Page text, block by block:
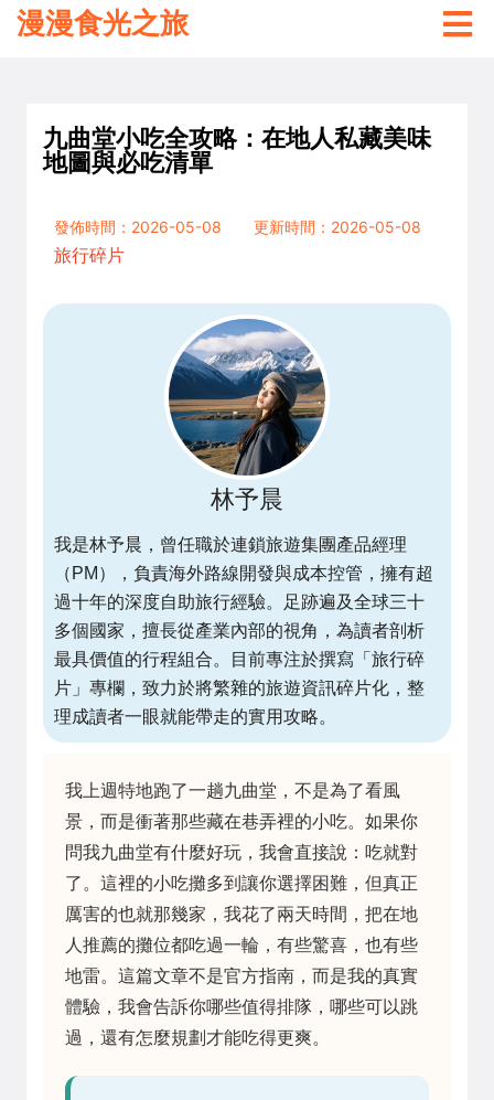
漫漫食光之旅
九曲堂小吃全攻略：在地人私藏美味
地圖與必吃清單
發佈時間：2026-05-08
更新時間：2026-05-08
旅行碎片
林予晨
我是林予晨，曾任職於連鎖旅遊集團產品經理
（PM），負責海外路線開發與成本控管，擁有超
過十年的深度自助旅行經驗。足跡遍及全球三十
多個國家，擅長從產業內部的視角，為讀者剖析
最具價值的行程組合。目前專注於撰寫「旅行碎
片」專欄，致力於將繁雜的旅遊資訊碎片化，整
理成讀者一眼就能帶走的實用攻略。
我上週特地跑了一趟九曲堂，不是為了看風
景，而是衝著那些藏在巷弄裡的小吃。如果你
問我九曲堂有什麼好玩，我會直接說：吃就對
了。這裡的小吃攤多到讓你選擇困難，但真正
厲害的也就那幾家，我花了兩天時間，把在地
人推薦的攤位都吃過一輪，有些驚喜，也有些
地雷。這篇文章不是官方指南，而是我的真實
體驗，我會告訴你哪些值得排隊，哪些可以跳
過，還有怎麼規劃才能吃得更爽。